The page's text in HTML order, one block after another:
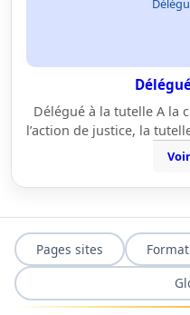
Délégué à la tutelle A la
l’action de justice, la
Pages sites